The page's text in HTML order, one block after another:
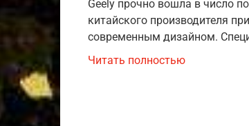
Geely прочно вошла в число
китайского производителя
современным дизайном.
Читать полностью